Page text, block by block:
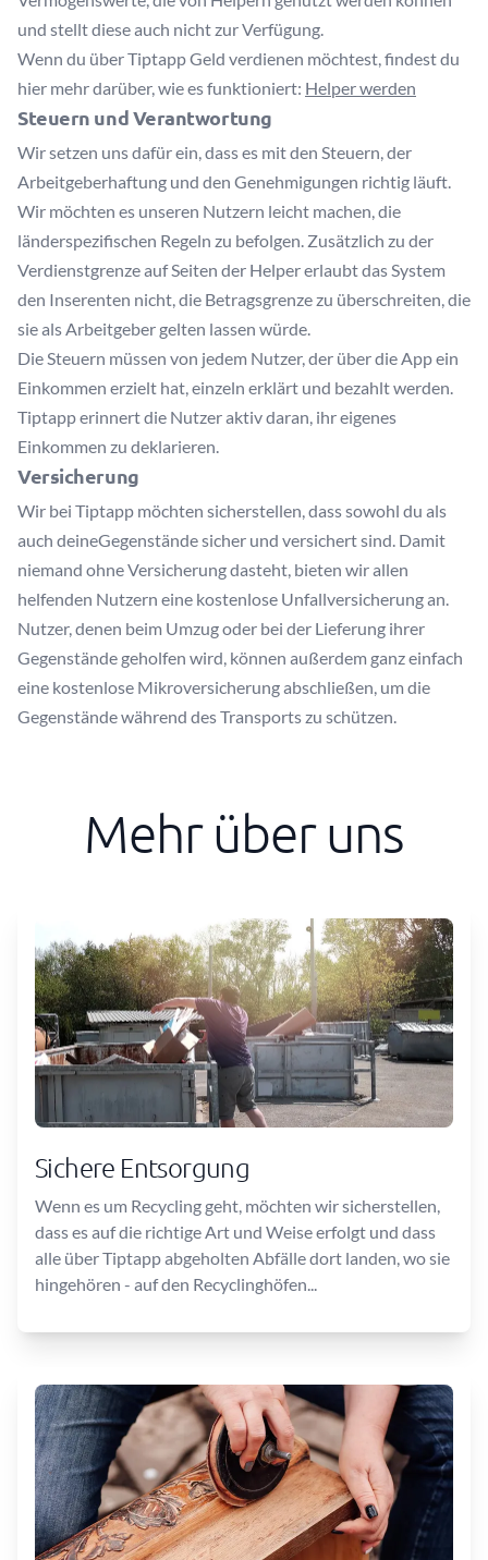
und stellt diese auch nicht zur Verfügung.
Wenn du über Tiptapp Geld verdienen möchtest, findest du
hier mehr darüber, wie es funktioniert: Helper werden
Steuern und Verantwortung
Wir setzen uns dafür ein, dass es mit den Steuern, der
Arbeitgeberhaftung und den Genehmigungen richtig läuft.
Wir möchten es unseren Nutzern leicht machen, die
länderspezifischen Regeln zu befolgen. Zusätzlich zu der
Verdienstgrenze auf Seiten der Helper erlaubt das System
den Inserenten nicht, die Betragsgrenze zu überschreiten, die
sie als Arbeitgeber gelten lassen würde.
Die Steuern müssen von jedem Nutzer, der über die App ein
Einkommen erzielt hat, einzeln erklärt und bezahlt werden.
Tiptapp erinnert die Nutzer aktiv daran, ihr eigenes
Einkommen zu deklarieren.
Versicherung
Wir bei Tiptapp möchten sicherstellen, dass sowohl du als
auch deineGegenstände sicher und versichert sind. Damit
niemand ohne Versicherung dasteht, bieten wir allen
helfenden Nutzern eine kostenlose Unfallversicherung an.
Nutzer, denen beim Umzug oder bei der Lieferung ihrer
Gegenstände geholfen wird, können außerdem ganz einfach
eine kostenlose Mikroversicherung abschließen, um die
Gegenstände während des Transports zu schützen.
Mehr über uns
Sichere Entsorgung
Wenn es um Recycling geht, möchten wir sicherstellen,
dass es auf die richtige Art und Weise erfolgt und dass
alle über Tiptapp abgeholten Abfälle dort landen, wo sie
hingehören - auf den Recyclinghöfen...